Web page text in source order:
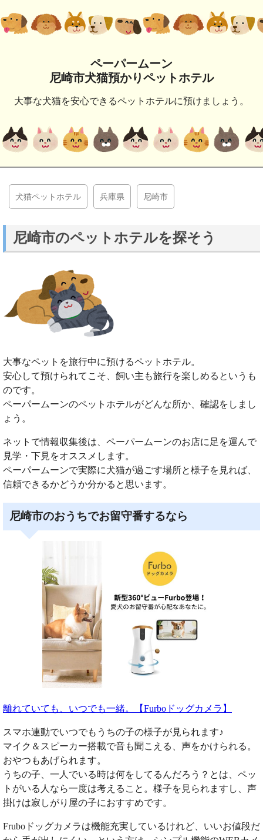
ペーパームーン
尼崎市犬猫預かりペットホテル
大事な犬猫を安心できるペットホテルに預けましょう。
犬猫ペットホテル 兵庫県 尼崎市
尼崎市のペットホテルを探そう
大事なペットを旅行中に預けるペットホテル。
安心して預けられてこそ、飼い主も旅行を楽しめるというも
のです。
ペーパームーンのペットホテルがどんな所か、確認をしまし
ょう。
ネットで情報収集後は、ペーパームーンのお店に足を運んで
見学・下見をオススメします。
ペーパームーンで実際に犬猫が過ごす場所と様子を見れば、
信頼できるかどうか分かると思います。
尼崎市のおうちでお留守番するなら
離れていても、いつでも一緒。【Furboドッグカメラ】
スマホ連動でいつでもうちの子の様子が見られます♪
マイク＆スピーカー搭載で音も聞こえる、声をかけられる。
おやつもあげられます。
うちの子、一人でいる時は何をしてるんだろう？とは、ペッ
トがいる人なら一度は考えること。様子を見られますし、声
掛けは寂しがり屋の子におすすめです。
Fruboドッグカメラは機能充実しているけれど、いいお値段だ